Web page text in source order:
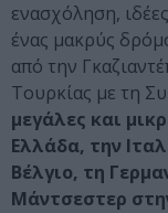
ενασχόληση,
ένας μακρύς
από την
Τουρκίας με τη
μεγάλες και
Ελλάδα, την
Βέλγιο, τη
Μάντσεστερ